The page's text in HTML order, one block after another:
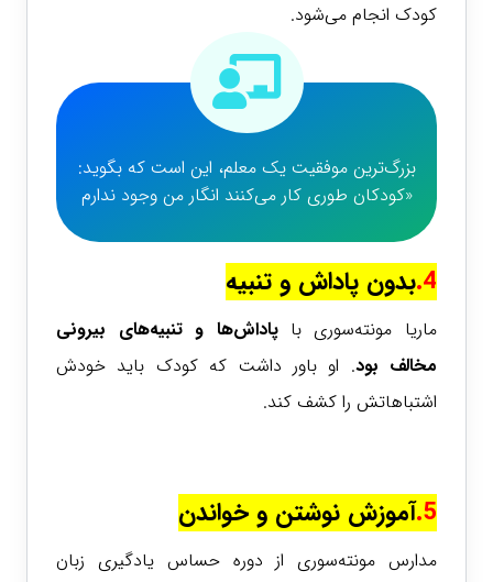
کودک انجام می‌شود.
بزرگ‌ترین موفقیت یک معلم، این است که بگوید:
«کودکان طوری کار می‌کنند انگار من وجود ندارم
4. بدون پاداش و تنبیه
ماریا مونته‌سوری باپاداش‌ها و تنبیه‌های بیرونی
مخالف بود. او باور داشت که کودک باید خودش
اشتباهاتش را کشف کند.
5. آموزش نوشتن و خواندن
مدارس مونته‌سوری از دوره حساس یادگیری زبان